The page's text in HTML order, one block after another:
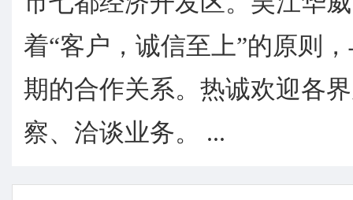
着“客户，诚信至上”的原则
期的合作关系。热诚欢迎各
察、洽谈业务。 ...